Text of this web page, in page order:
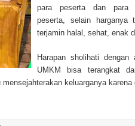
para peserta dan para
peserta, selain harganya
terjamin halal, sehat, enak
Harapan sholihati
UMKM bisa terangkat
keluarganya